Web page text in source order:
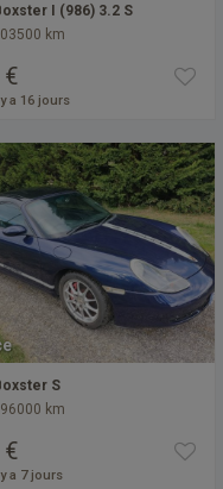
I (986) 3.2 S
km
€
a 16 jours
S
km
€
a 7 jours